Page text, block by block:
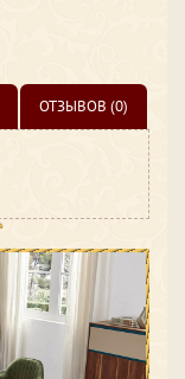
ОТЗЫВОВ (0)